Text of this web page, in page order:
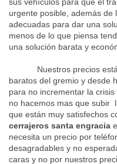
sus vehículos para que el
urgente posible, además de
adecuadas para dar una
menos de lo que piensa
una solución barata y
Nuestros precios están
baratos del gremio y desde
para no incrementar la
no hacemos mas que subir
que están muy satisfechos
cerrajeros santa engracia
necesita un precio por
desagradables y no
caras y no por nuestros